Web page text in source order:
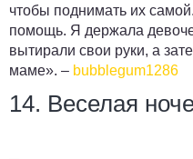
чтобы поднимать их самой.
помощь. Я держала
вытирали свои руки, а
маме». – bubblegum1286
14. Веселая